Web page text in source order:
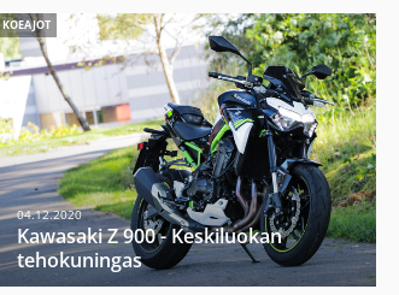
KOEAJOT
04.12.2020
Kawasaki Z 900 - Keskiluokan
tehokuningas